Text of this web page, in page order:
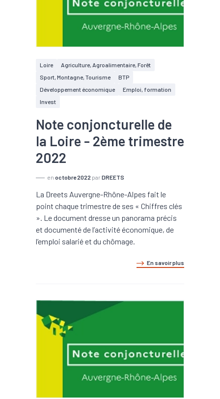
Loire
Agriculture, Agroalimentaire, Forêt
Sport, Montagne, Tourisme
BTP
Développement économique
Emploi, formation
Invest
Note conjoncturelle de
la Loire - 2ème trimestre
2022
en octobre 2022 par DREETS
La Dreets Auvergne-Rhône-Alpes fait le
point chaque trimestre de ses « Chiffres clés
». Le document dresse un panorama précis
et documenté de l’activité économique, de
l’emploi salarié et du chômage.
En savoir plus